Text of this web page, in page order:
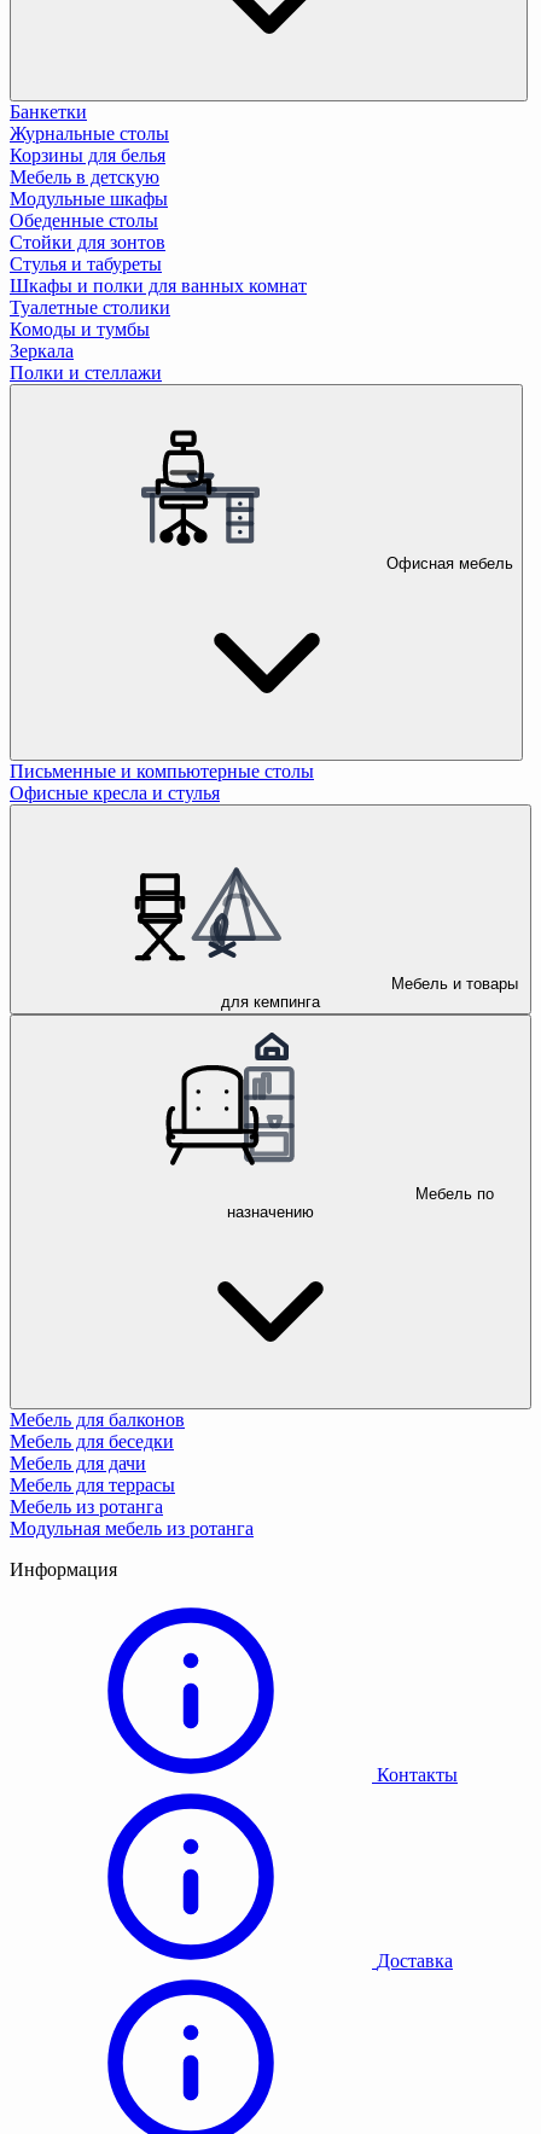
Банкетки
Журнальные столы
Корзины для белья
Мебель в детскую
Модульные шкафы
Обеденные столы
Стойки для зонтов
Стулья и табуреты
Шкафы и полки для ванных комнат
Туалетные столики
Комоды и тумбы
Зеркала
Полки и стеллажи
Офисная мебель
Письменные и компьютерные столы
Офисные кресла и стулья
Мебель и товары
для кемпинга
Мебель по
назначению
Мебель для балконов
Мебель для беседки
Мебель для дачи
Мебель для террасы
Мебель из ротанга
Модульная мебель из ротанга
Информация
Контакты
Доставка